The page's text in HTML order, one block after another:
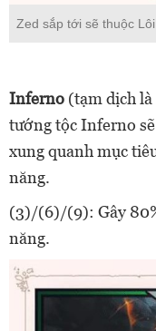
Zed sắp tới sẽ thuộc
Inferno (tạm dịch là
tướng tộc Inferno
xung quanh mục
năng.
(3)/(6)/(9): Gây
năng.